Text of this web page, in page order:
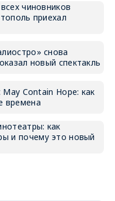
чиновников
приехал
снова
новый спектакль
May Contain Hope: как
времена
как
и почему это новый